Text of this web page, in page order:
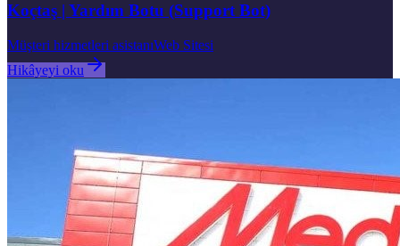
Koçtaş | Yardım Botu (Support Bot)
Müşteri hizmetleri asistanıWeb Sitesi
Hikâyeyi oku